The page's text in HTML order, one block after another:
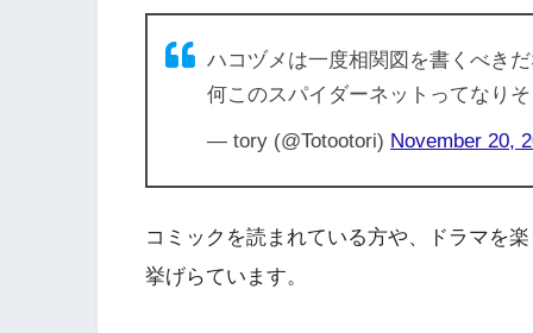
ハコヅメは一度相関図を書くべき
何このスパイダーネットってなり
— tory (@Totootori) November 20,
コミックを読まれている方や、ドラマを
挙げらています。